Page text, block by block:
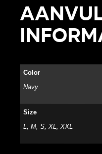
Color
Navy
Size
L, M, S, XL, XXL